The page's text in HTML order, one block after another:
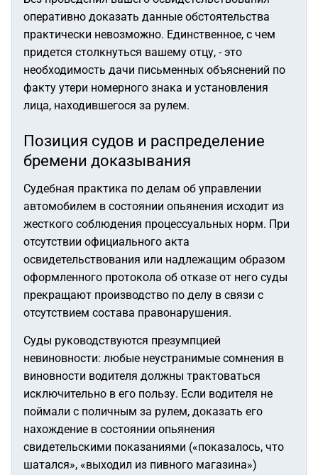
оперативно доказать данные обстоятельства
практически невозможно. Единственное, с чем
придется столкнуться вашему отцу, - это
необходимость дачи письменных объяснений по
факту утери номерного знака и установления
лица, находившегося за рулем.
Позиция судов и распределение
бремени доказывания
Судебная практика по делам об управлении
автомобилем в состоянии опьянения исходит из
жесткого соблюдения процессуальных норм. При
отсутствии официального акта
освидетельствования или надлежащим образом
оформленного протокола об отказе от него суды
прекращают производство по делу в связи с
отсутствием состава правонарушения.
Суды руководствуются презумпцией
невиновности: любые неустранимые сомнения в
виновности водителя должны трактоваться
исключительно в его пользу. Если водителя не
поймали с поличным за рулем, доказать его
нахождение в состоянии опьянения
свидетельскими показаниями («показалось, что
шатался», «выходил из пивного магазина»)